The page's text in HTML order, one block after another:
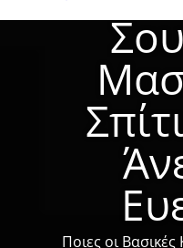
Ποιες οι